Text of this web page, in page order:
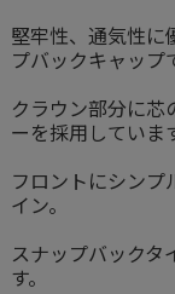
堅牢性、通気性に
プバックキャップ
クラウン部分に芯
ーを採用していま
フロントにシン
イン。
スナップバックタ
す。